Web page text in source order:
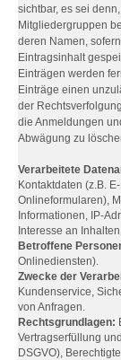
sichtbar, es sei
Mitgliedergruppen
deren Namen,
Eintragsinhalt
Einträgen werden
Einträge einen
der
die Anmeldungen
Abwägung zu
Verarbeitete
Kontaktdaten (z.B.
Onlineformularen),
Informationen, IP-
Interesse an
Betroffene
Onlinediensten).
Zwecke der
Kundenservice,
von Anfragen.
Rechtsgrundlagen:
Vertragserfüllung
DSGVO),